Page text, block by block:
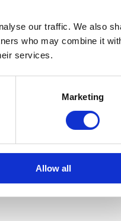
our traffic. We also
who may combine it
services.
Marketing
Allow all